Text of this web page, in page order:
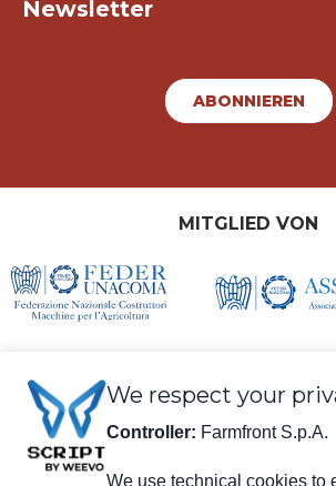
Newsletter
ABONNIEREN
MITGLIED VON
We respect your
Controller: Farmfront S.p.A.
We use technical cookies to